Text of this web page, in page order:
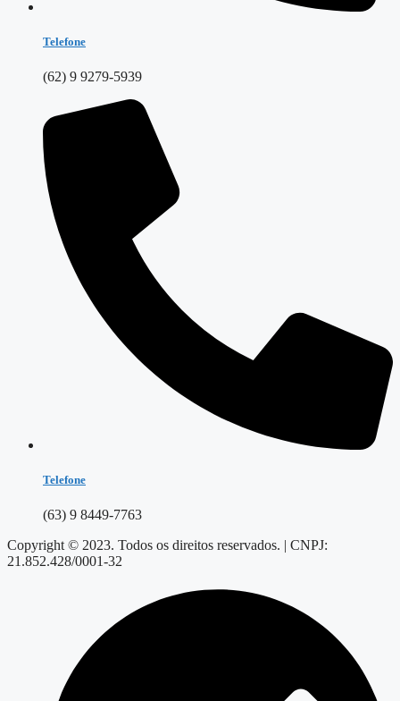
Telefone
(62) 9 9279-5939
Telefone
(63) 9 8449-7763
Copyright © 2023. Todos os direitos reservados. | CNPJ:
21.852.428/0001-32